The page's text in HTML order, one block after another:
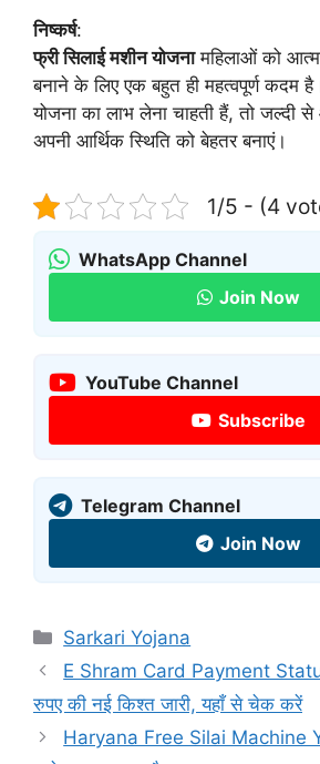
निष्कर्ष:
फ्री सिलाई मशीन योजनामहिलाओं को
बनाने के लिए एक बहुत ही महत्वपूर्ण कदम
योजना का लाभ लेना चाहती हैं, तो
अपनी आर्थिक स्थिति को बेहतर बनाएं।
1/5 - (4
WhatsApp Channel
Join Now
YouTube Channel
Subscribe
Telegram Channel
Join Now
Sarkari Yojana
E Shram Card Payment
रुपए की नई किश्त जारी, यहाँ से चेक करें
Haryana Free Silai Machine